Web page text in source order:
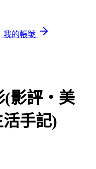
我的帳號
(影評‧美
手記)